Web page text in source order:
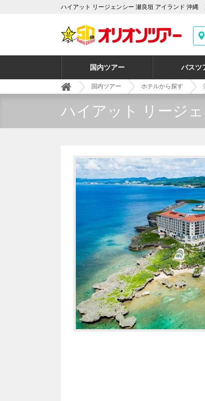
ハイアット リージェンシー 瀬良垣 アイランド 沖縄
国内ツアー バスツ
国内ツアー ホテルから探す
ハイアット リージ